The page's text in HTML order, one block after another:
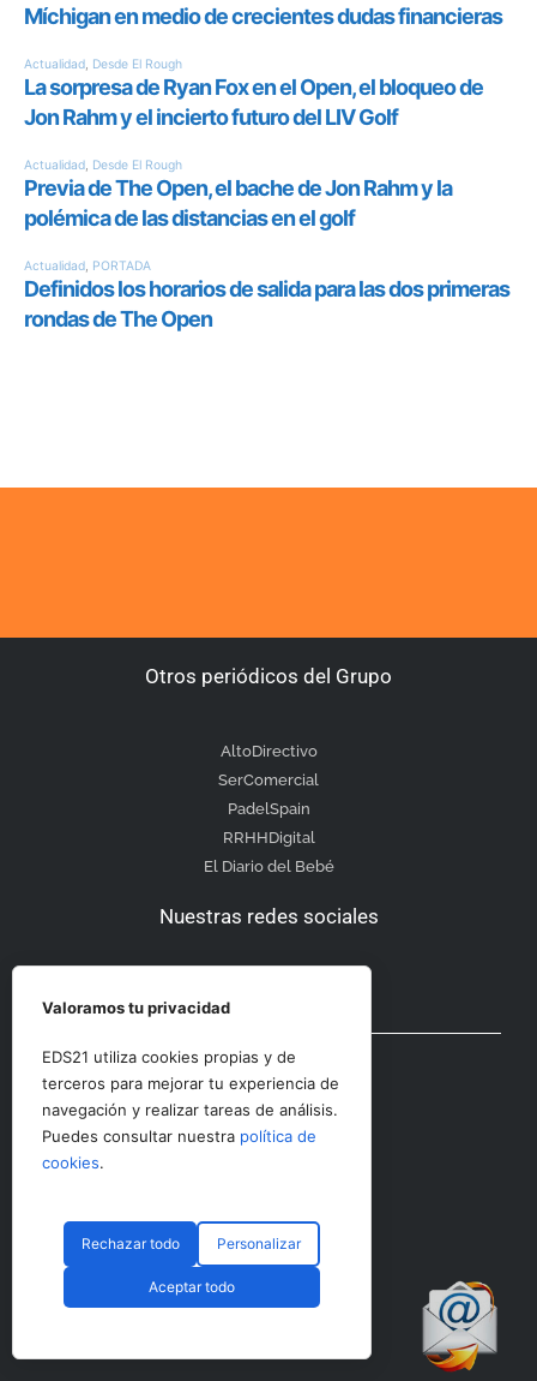
Otros periódicos del Grupo
AltoDirectivo
SerComercial
PadelSpain
RRHHDigital
El Diario del Bebé
Nuestras redes sociales
Otras secciones
Contacto
© CopyRight 2023 RRHHDigital
Valoramos tu privacidad
EDS21 utiliza cookies propias y de
terceros para mejorar tu experiencia de
navegación y realizar tareas de análisis.
Puedes consultar nuestra política de
cookies.
Rechazar todo Personalizar
Aceptar todo